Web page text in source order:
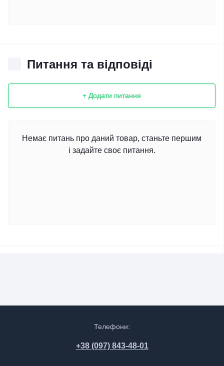
Питання та відповіді
+ Додати питання
Немає питань про даний товар, станьте першим
і задайте своє питання.
Телефони:
+38 (097) 843-48-01